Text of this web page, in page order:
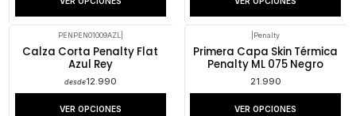
PENPEN01009AZL
Calza Corta Penalty Flat
Azul Rey
desde12.990
VER OPCIONES
Penalty
Primera Capa Skin Térmica
Penalty ML 075 Negro
21.990
VER OPCIONES